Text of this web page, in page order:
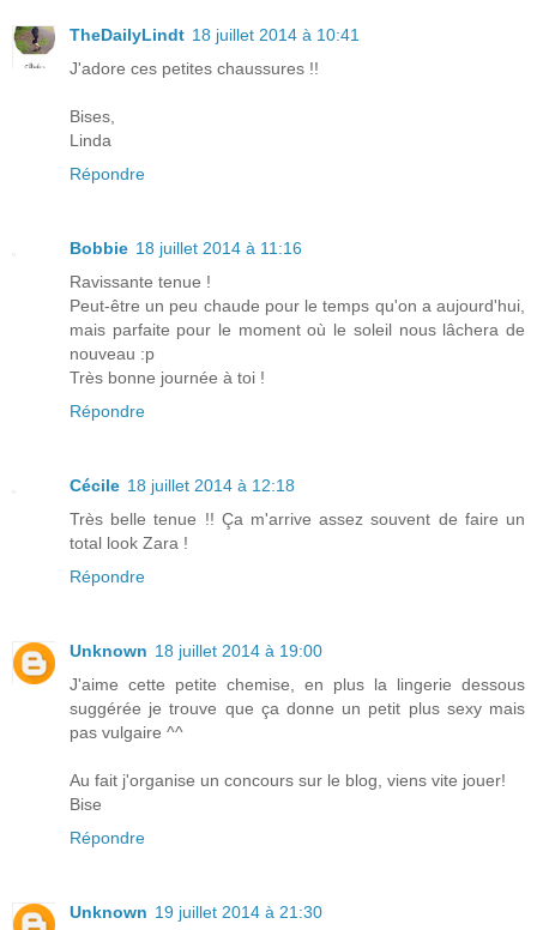
TheDailyLindt 18 juillet 2014 à 10:41
J'adore ces petites chaussures !!
Bises,
Linda
Répondre
Bobbie 18 juillet 2014 à 11:16
Ravissante tenue !
Peut-être un peu chaude pour le temps qu'on a aujourd'hui,
mais parfaite pour le moment où le soleil nous lâchera de
nouveau :p
Très bonne journée à toi !
Répondre
Cécile 18 juillet 2014 à 12:18
Très belle tenue !! Ça m'arrive assez souvent de faire un
total look Zara !
Répondre
Unknown 18 juillet 2014 à 19:00
J'aime cette petite chemise, en plus la lingerie dessous
suggérée je trouve que ça donne un petit plus sexy mais
pas vulgaire ^^
Au fait j'organise un concours sur le blog, viens vite jouer!
Bise
Répondre
Unknown 19 juillet 2014 à 21:30